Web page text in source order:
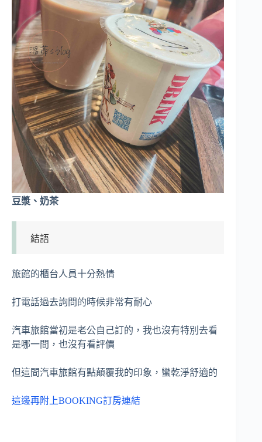
豆漿、奶茶
結語
旅館的櫃台人員十分熱情
打電話過去詢問的時候非常有耐心
汽車旅館當初是老公自己訂的，我也沒有特別去看
是哪一間，也沒有看評價
但這間汽車旅館有點顛覆我的印象，蠻乾淨舒適的
這邊再附上BOOKING訂房連結